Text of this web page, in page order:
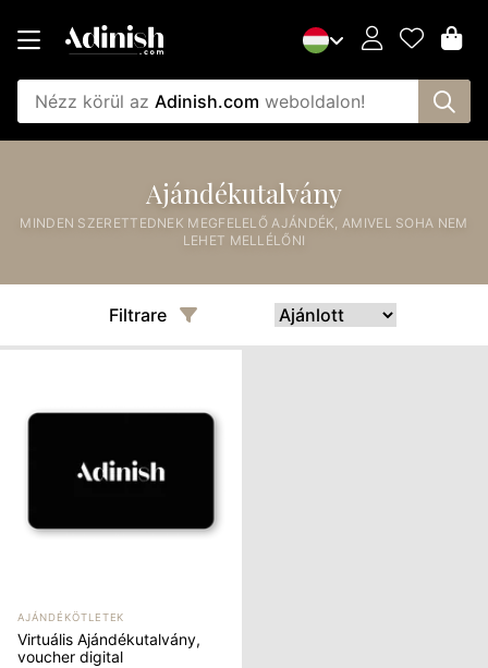
Nézz körül az Adinish.com weboldalon!
Ajándékutalvány
MINDEN SZERETTEDNEK MEGFELELŐ AJÁNDÉK, AMIVEL SOHA NEM
LEHET MELLÉLŐNI
Filtrare
AJÁNDÉKÖTLETEK
Virtuális Ajándékutalvány,
voucher digital